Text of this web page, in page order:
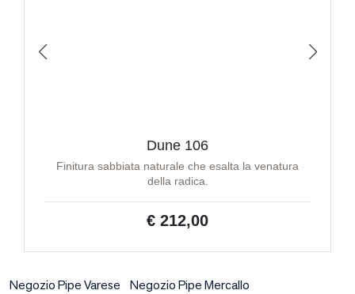
Dune 106
Finitura sabbiata naturale che esalta la venatura
della radica.
€ 212,00
Negozio Pipe Varese
Negozio Pipe Mercallo